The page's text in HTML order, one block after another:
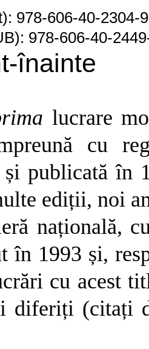
978-606-40-2304-9
978-606-40-
înainte
lucrare
cu
și publicată în
ediții, noi
națională,
în 1993 și,
cu acest
diferiți (citați